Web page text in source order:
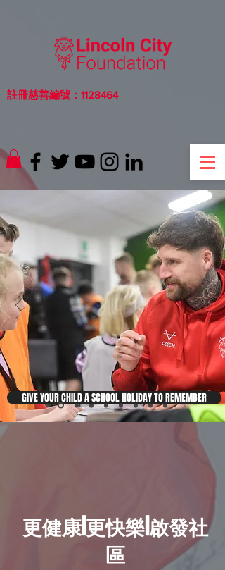
註冊慈善編號：1128464
GIVE YOUR CHILD A SCHOOL HOLIDAY TO REMEMBER
更健康|更快樂|啟發社
區